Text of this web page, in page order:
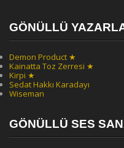
GÖNÜLLÜ
Demon Product ★
Kainatta Toz Zerresi ★
Kirpi ★
Sedat Hakkı Karadayı
Wiseman
GÖNÜLLÜ SES